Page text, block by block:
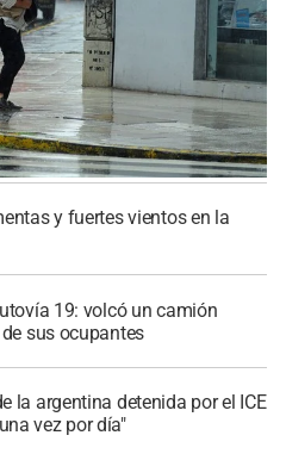
y fuertes vientos en la
19: volcó un camión
sus ocupantes
la argentina detenida por el ICE
vez por día"